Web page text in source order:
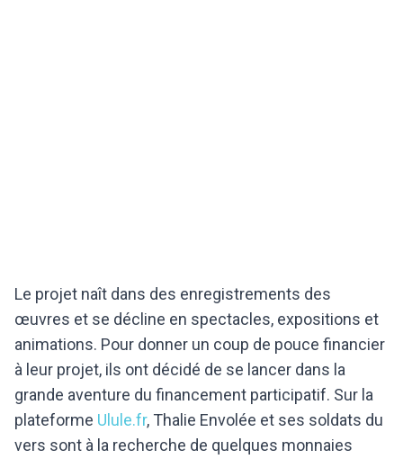
Le projet naît dans des enregistrements des
œuvres et se décline en spectacles, expositions et
animations. Pour donner un coup de pouce financier
à leur projet, ils ont décidé de se lancer dans la
grande aventure du financement participatif. Sur la
plateforme Ulule.fr, Thalie Envolée et ses soldats du
vers sont à la recherche de quelques monnaies